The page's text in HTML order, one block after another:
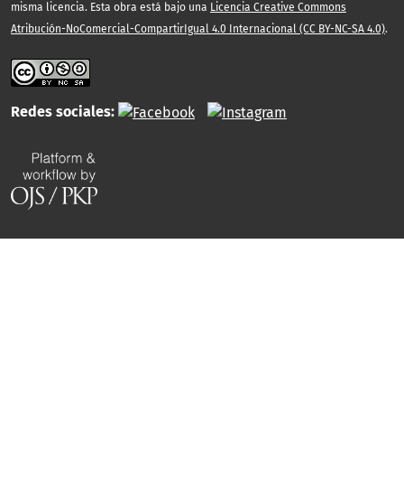
misma licencia. Esta obra está bajo una Licencia Creative Commons
Atribución-NoComercial-CompartirIgual 4.0 Internacional (CC BY-NC-SA 4.0).
Redes sociales: